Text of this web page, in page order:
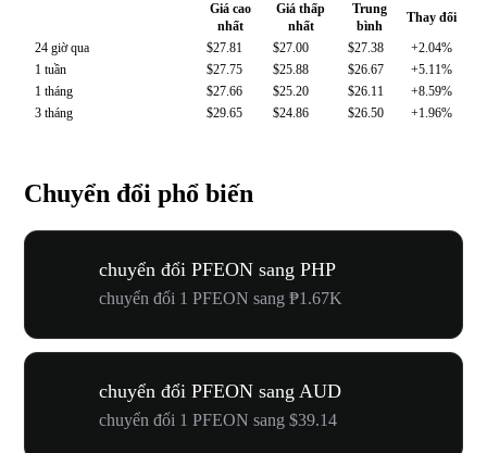
Giá cao
nhất
Giá thấp
nhất
Trung
bình
Thay đổi
24 giờ qua
$27.81 $27.00 $27.38
+2.04%
1 tuần
$27.75 $25.88 $26.67
+5.11%
1 tháng
$27.66 $25.20 $26.11
+8.59%
3 tháng
$29.65 $24.86 $26.50 +1.96%
Chuyển đổi phổ biến
chuyển đổi PFEON sang PHP
chuyển đổi 1 PFEON sang ₱1.67K
chuyển đổi PFEON sang AUD
chuyển đổi 1 PFEON sang $39.14